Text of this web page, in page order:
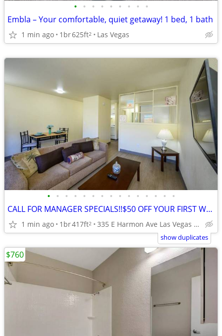
• • • • • • • • •
Embla – Your comfortable, quiet getaway! 1 bed, 1 bath
1 min ago 1br625ft2 Las Vegas
• • • • • • • • • • • • • • •
CALL FOR MANAGER SPECIALS!!$50 OFF YOUR FIRST WEEK.
1 min ago 1br417ft2 335 E Harmon Ave Las Vegas NV
show duplicates
$760